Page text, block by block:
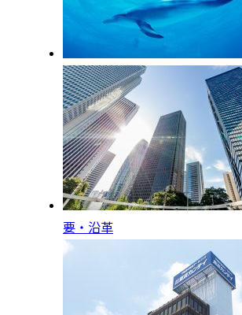
要・沿革